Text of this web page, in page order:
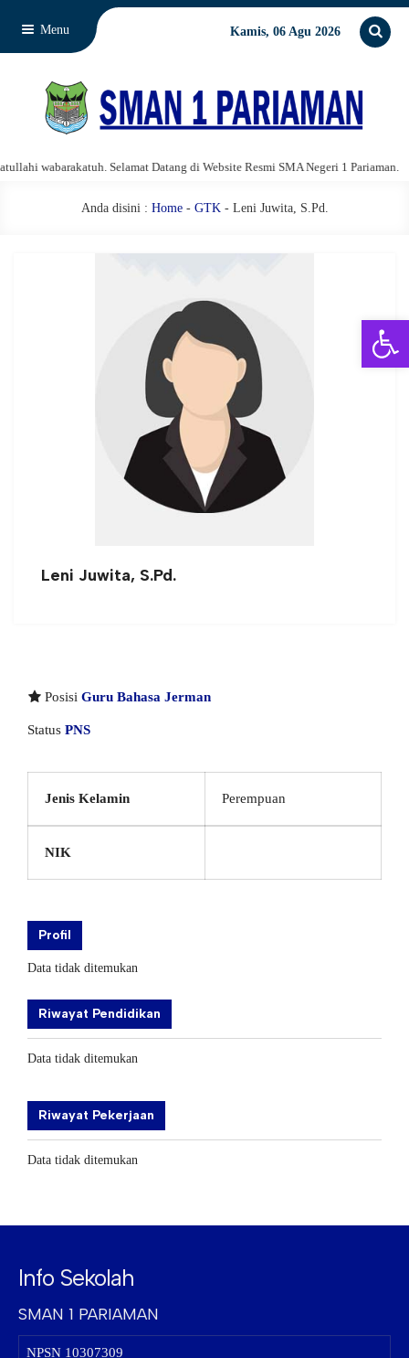
Menu Kamis, 06 Agu 2026
wabarakatuh. Selamat Datang di Website Resmi SMA Negeri 1 Pariaman.
Anda disini : Home- GTK- Leni Juwita, S.Pd.
Leni Juwita, S.Pd.
Posisi Guru Bahasa Jerman
Status PNS
Jenis Kelamin Perempuan
NIK
Profil
Data tidak ditemukan
Riwayat Pendidikan
Data tidak ditemukan
Riwayat Pekerjaan
Data tidak ditemukan
Info Sekolah
SMAN 1 PARIAMAN
NPSN 10307309